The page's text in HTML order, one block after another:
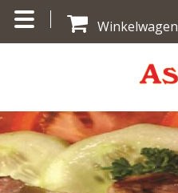
Winkelwagen